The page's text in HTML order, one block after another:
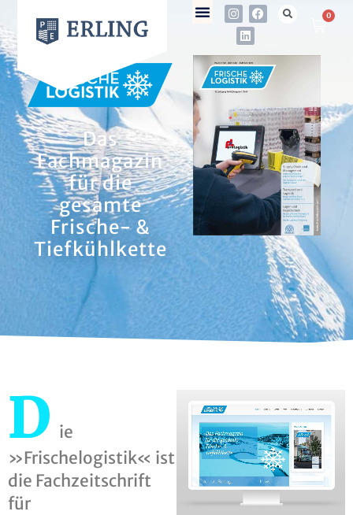
0
Das
Fachmagazin
für die
gesamte
Frische- &
Tiefkühlkette
D ie
»Frischelogistik« ist
die Fachzeitschrift
für